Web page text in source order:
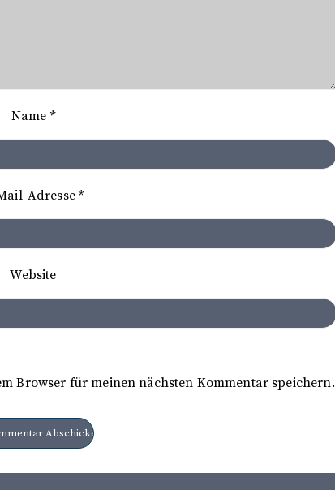
Name *
Adresse*
Website
Browser für meinen nächsten Kommentar speichern.